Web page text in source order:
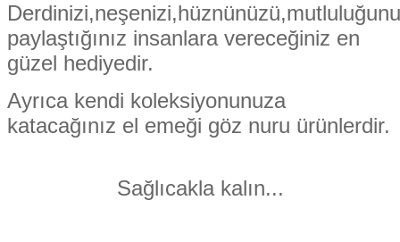
paylaştığınız insanlara vereceğiniz en
güzel hediyedir.
Ayrıca kendi koleksiyonunuza
katacağınız el emeği göz nuru ürünlerdir.
Sağlıcakla kalın...